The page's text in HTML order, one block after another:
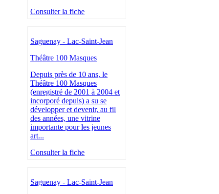
Consulter la fiche
Saguenay - Lac-Saint-Jean
Théâtre 100 Masques
Depuis près de 10 ans, le
Théâtre 100 Masques
(enregistré de 2001 à 2004 et
incorporé depuis) a su se
développer et devenir, au fil
des années, une vitrine
importante pour les jeunes
art...
Consulter la fiche
Saguenay - Lac-Saint-Jean